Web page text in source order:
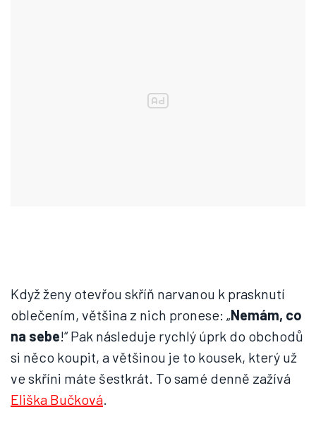
Když ženy otevřou skříň narvanou k prasknutí
oblečením, většina z nich pronese: „Nemám, co
na sebe!“ Pak následuje rychlý úprk do obchodů
si něco koupit, a většinou je to kousek, který už
ve skříni máte šestkrát. To samé denně zažívá
Eliška Bučková.